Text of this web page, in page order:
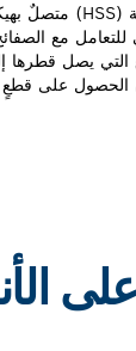
الحصول على